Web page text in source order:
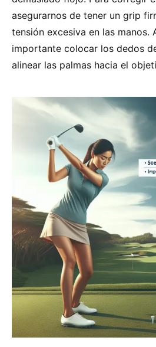
asegurarnos de tener un grip
tensión excesiva en las manos.
importante colocar los dedos
alinear las palmas hacia el